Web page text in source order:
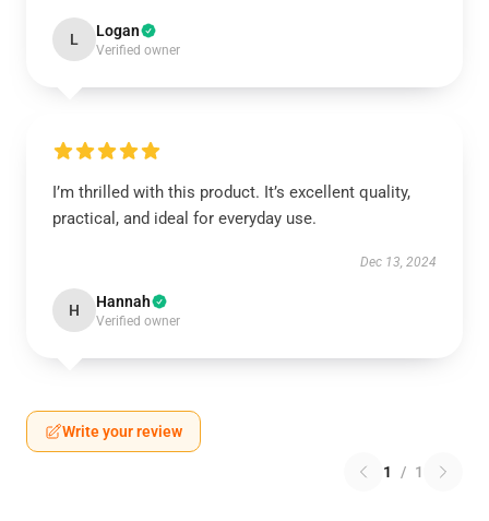
L Logan
Verified owner
I’m thrilled with this product. It’s excellent quality,
practical, and ideal for everyday use.
Dec 13, 2024
H Hannah
Verified owner
Write your review
1 / 1